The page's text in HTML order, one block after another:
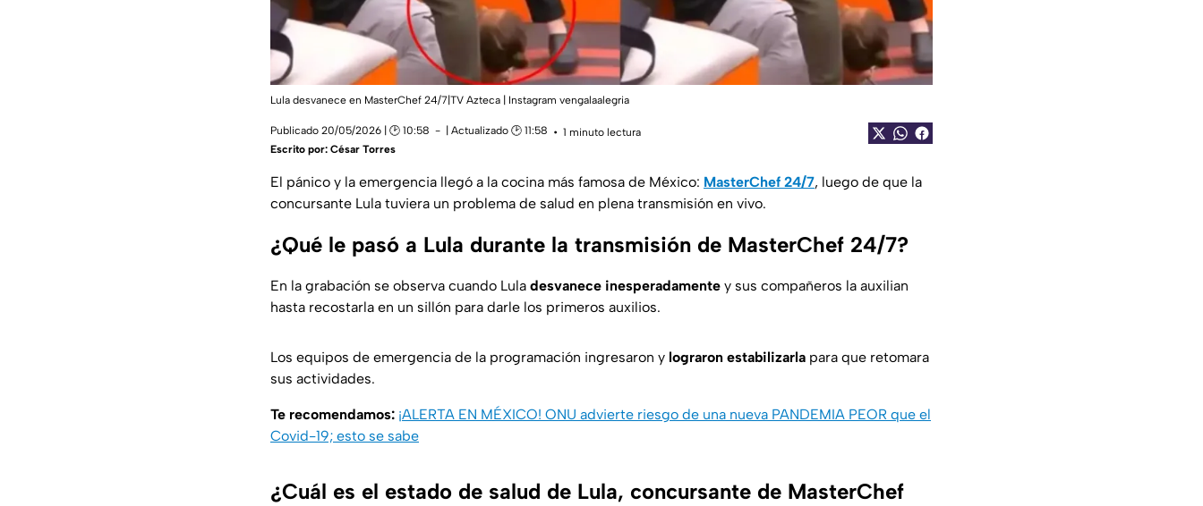
Lula desvanece en MasterChef 24/7|TV Azteca | Instagram vengalaalegria
Publicado 20/05/2026 | 🕑 10:58 | Actualizado 🕑 11:58
1 minuto lectura
Escrito por: César Torres
El pánico y la emergencia llegó a la cocina más famosa de México: MasterChef 24/7, luego de que la
concursante Lula tuviera un problema de salud en plena transmisión en vivo.
¿Qué le pasó a Lula durante la transmisión de MasterChef 24/7?
En la grabación se observa cuando Lula desvanece inesperadamente y sus compañeros la auxilian
hasta recostarla en un sillón para darle los primeros auxilios.
Los equipos de emergencia de la programación ingresaron y lograron estabilizarla para que retomara
sus actividades.
Te recomendamos: ¡ALERTA EN MÉXICO! ONU advierte riesgo de una nueva PANDEMIA PEOR que el
Covid-19; esto se sabe
¿Cuál es el estado de salud de Lula, concursante de MasterChef